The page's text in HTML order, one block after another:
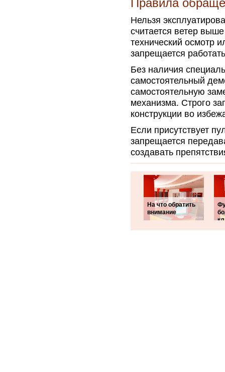
Правила
Нельзя
считается ветер
технический осмотр
запрещается
Без наличия
самостоятельный
самостоятельную
механизма. Строго
конструкции во
Если присутствует
запрещается
создавать
На что обратить
внимание